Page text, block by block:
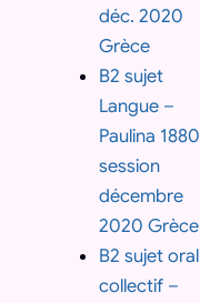
déc. 2020
Grèce
B2 sujet
Langue –
Paulina 1880
session
décembre
2020 Grèce
B2 sujet oral
collectif –